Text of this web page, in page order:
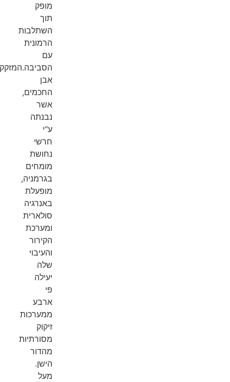
מופק
תוך
השתלבות
הרמונית
עם
הסביבה.המזקקה,
אבן
החכמים,
אשר
נבנתה
ע"י
חרשי
נחושת
מומחים
בגרמניה,
מופעלת
באנרגיה
סולארית
ומערכת
הקירור
והעיבוי
שלה
יעילה
ארבע
ממערכות
זיקוק
מסורתיות
מהדור
הישן.
מעל